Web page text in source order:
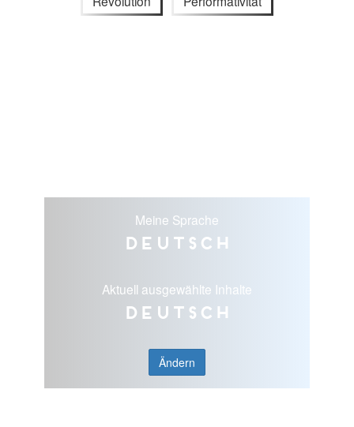
Meine Sprache
Deutsch
Aktuell ausgewählte Inhalte
Deutsch
Ändern